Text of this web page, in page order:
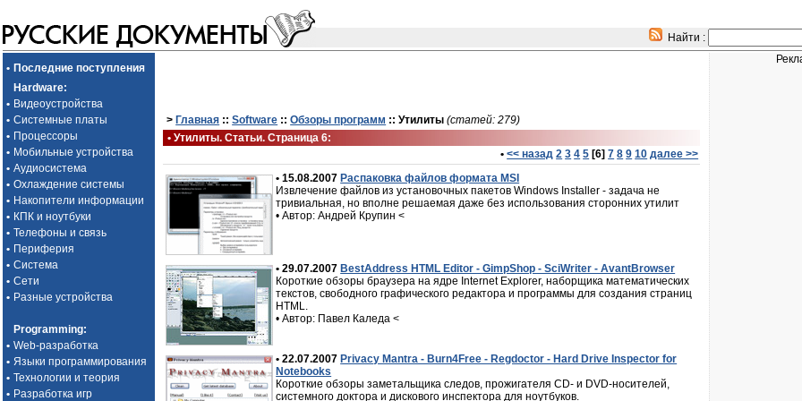
Найти :
• Последние поступления
Hardware:
• Видеоустройства
• Системные платы
• Процессоры
• Мобильные устройства
• Аудиосистема
• Охлаждение системы
• Накопители информации
• КПК и ноутбуки
• Телефоны и связь
• Периферия
• Система
• Сети
• Разные устройства
Programming:
• Web-разработка
• Языки программирования
• Технологии и теория
• Разработка игр
> Главная ::Software ::Обзоры программ :: Утилиты (статей: 279)
• Утилиты. Статьи. Страница 6:
•<< назад 2 3 4 5 [6] 7 8 9 10 далее >>
• 15.08.2007 Распаковка файлов формата MSI
Извлечение файлов из установочных пакетов Windows Installer - задача не
тривиальная, но вполне решаемая даже без использования сторонних утилит
• Автор: Андрей Крупин <
• 29.07.2007 BestAddress HTML Editor - GimpShop - SciWriter - AvantBrowser
Короткие обзоры браузера на ядре Internet Explorer, наборщика математических
текстов, свободного графического редактора и программы для создания страниц
HTML.
• Автор: Павел Каледа <
• 22.07.2007 Privacy Mantra - Burn4Free - Regdoctor - Hard Drive Inspector for
Notebooks
Короткие обзоры заметальщика следов, прожигателя CD- и DVD-носителей,
системного доктора и дискового инспектора для ноутбуков.